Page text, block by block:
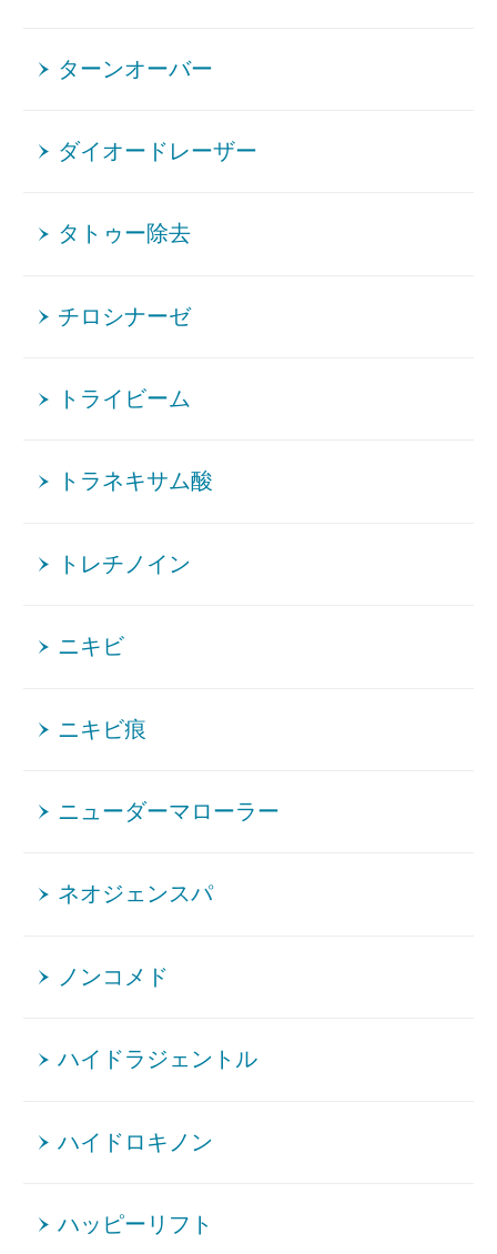
ターンオーバー
ダイオードレーザー
タトゥー除去
チロシナーゼ
トライビーム
トラネキサム酸
トレチノイン
ニキビ
ニキビ痕
ニューダーマローラー
ネオジェンスパ
ノンコメド
ハイドラジェントル
ハイドロキノン
ハッピーリフト